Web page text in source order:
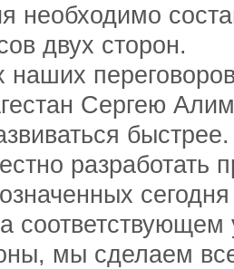
необходимо
двух сторон.
наших
Сергею
разработать
соответствующем
мы сделаем